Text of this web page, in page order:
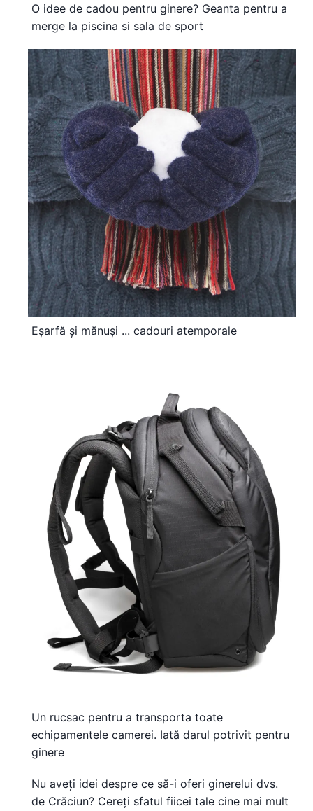
O idee de cadou pentru ginere? Geanta pentru a
merge la piscina si sala de sport
Eșarfă și mănuși ... cadouri atemporale
Un rucsac pentru a transporta toate
echipamentele camerei. Iată darul potrivit pentru
ginere
Nu aveți idei despre ce să-i oferi ginerelui dvs.
de Crăciun? Cereți sfatul fiicei tale cine mai mult